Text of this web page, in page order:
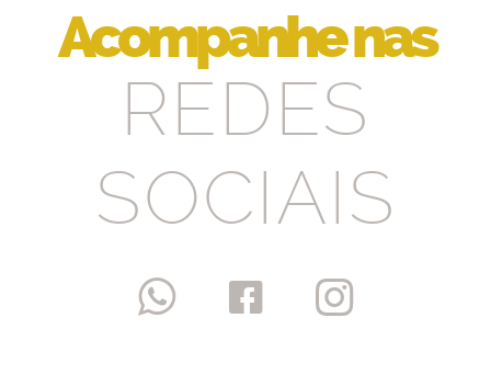
Acompanhe nas
REDES
SOCIAIS
  